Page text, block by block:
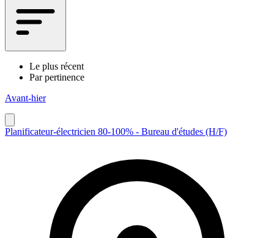
Le plus récent
Par pertinence
Avant-hier
Planificateur-électricien 80-100% - Bureau d'études (H/F)